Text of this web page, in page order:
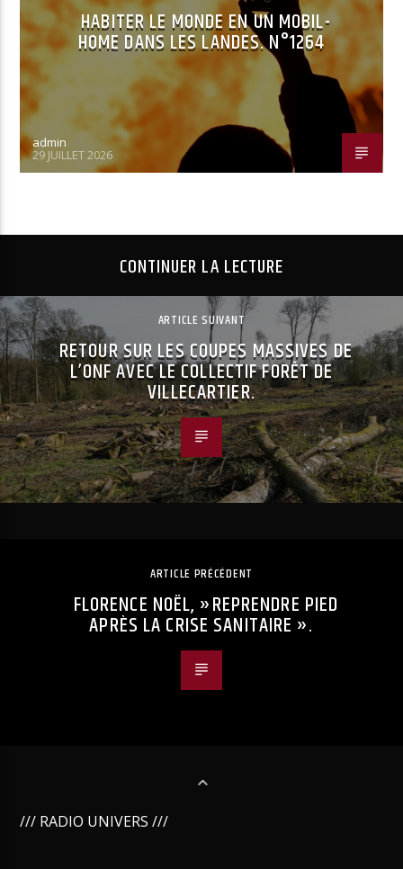
HABITER LE MONDE EN UN MOBIL-
HOME DANS LES LANDES. N°1264
admin
29 JUILLET 2026
CONTINUER LA LECTURE
ARTICLE SUIVANT
RETOUR SUR LES COUPES MASSIVES DE
L’ONF AVEC LE COLLECTIF FORÊT DE
VILLECARTIER.
ARTICLE PRÉCÉDENT
FLORENCE NOËL, »REPRENDRE PIED
APRÈS LA CRISE SANITAIRE ».
/// RADIO UNIVERS ///